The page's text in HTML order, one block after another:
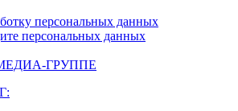
персональных данных
персональных данных
ГРУППЕ